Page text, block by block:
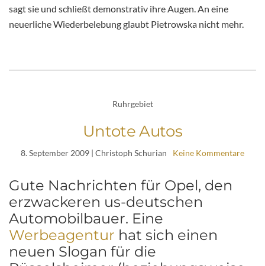
sagt sie und schließt demonstrativ ihre Augen. An eine
neuerliche Wiederbelebung glaubt Pietrowska nicht mehr.
Ruhrgebiet
Untote Autos
8. September 2009 | Christoph Schurian Keine Kommentare
Gute Nachrichten für Opel, den
erzwackeren us-deutschen
Automobilbauer. Eine
Werbeagentur hat sich einen
neuen Slogan für die